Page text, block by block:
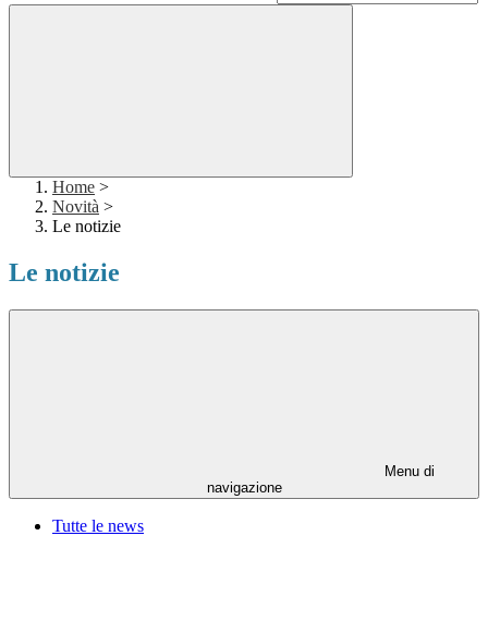
Home >
Novità >
Le notizie
Le notizie
Menu di
navigazione
Tutte le news